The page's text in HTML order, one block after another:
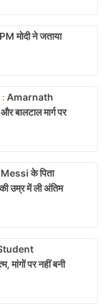
मोदी ने जताया
Amarnath
मार्ग पर
के पिता
उम्र में ली अंतिम
मांगों पर नहीं बनी